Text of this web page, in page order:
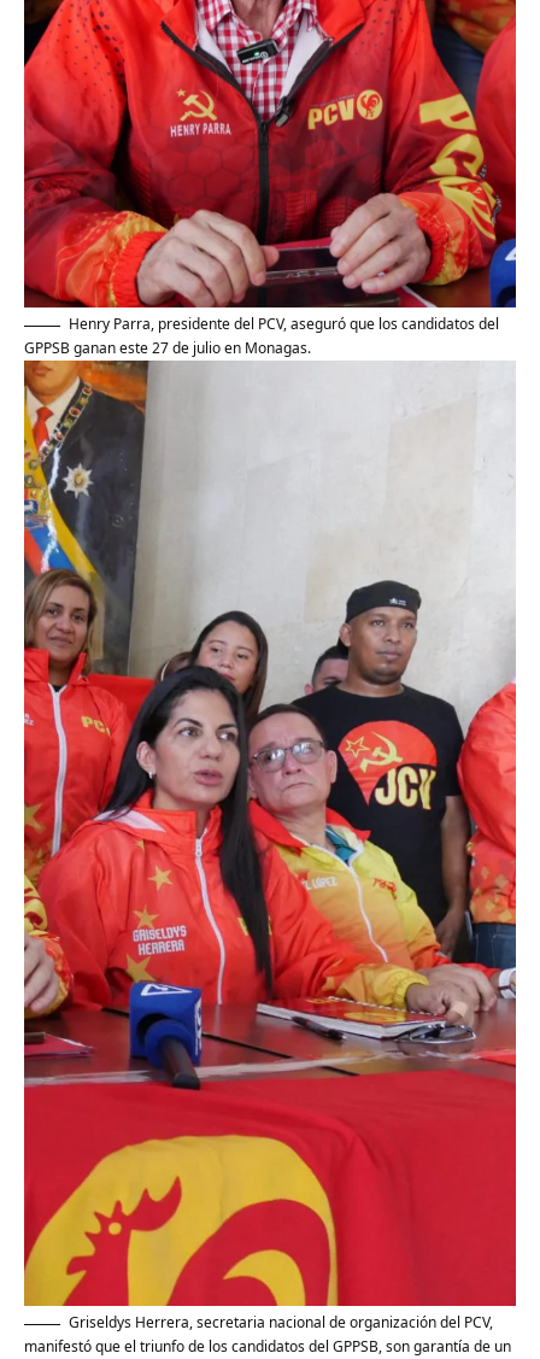
Henry Parra, presidente del PCV, aseguró que los candidatos del
GPPSB ganan este 27 de julio en Monagas.
Griseldys Herrera, secretaria nacional de organización del PCV,
manifestó que el triunfo de los candidatos del GPPSB, son garantía de un